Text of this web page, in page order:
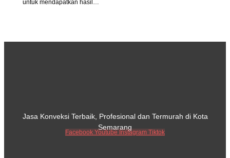
untuk mendapatkan hasil…
Jasa Konveksi Terbaik, Profesional dan Termurah di Kota
Semarang
Facebook Youtube Instagram Tiktok